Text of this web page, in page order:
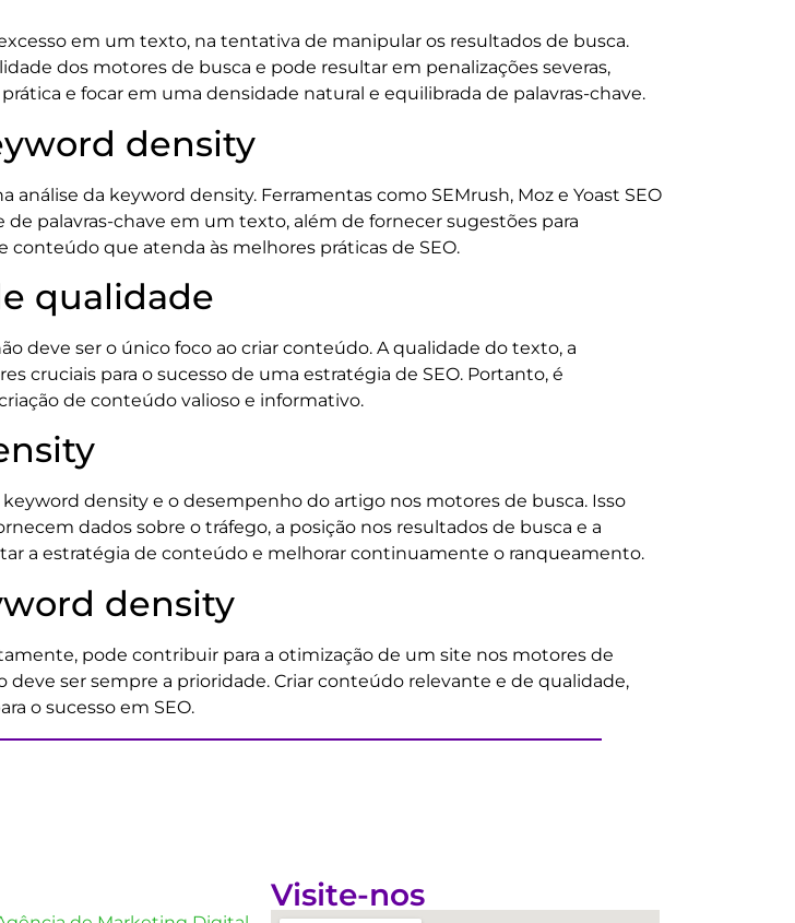
em um texto, na tentativa de manipular os resultados de busca.
dos motores de busca e pode resultar em penalizações severas,
e focar em uma densidade natural e equilibrada de palavras-chave.
density
da keyword density. Ferramentas como SEMrush, Moz e Yoast SEO
palavras-chave em um texto, além de fornecer sugestões para
conteúdo que atenda às melhores práticas de SEO.
qualidade
deve ser o único foco ao criar conteúdo. A qualidade do texto, a
cruciais para o sucesso de uma estratégia de SEO. Portanto, é
de conteúdo valioso e informativo.
density e o desempenho do artigo nos motores de busca. Isso
dados sobre o tráfego, a posição nos resultados de busca e a
a estratégia de conteúdo e melhorar continuamente o ranqueamento.
density
pode contribuir para a otimização de um site nos motores de
ser sempre a prioridade. Criar conteúdo relevante e de qualidade,
o sucesso em SEO.
Visite-nos